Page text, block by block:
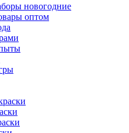
новогодние
оптом